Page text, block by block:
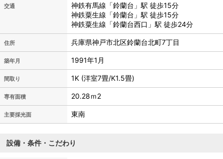
交通
神鉄有馬線「鈴蘭台」駅 徒歩15分
神鉄粟生線「鈴蘭台」駅 徒歩15分
神鉄粟生線「鈴蘭台西口」駅 徒歩24分
住所 兵庫県神戸市北区鈴蘭台北町7丁目
築年月 1991年1月
間取り 1K (洋室7畳/K1.5畳)
専有面積 20.28ｍ2
主要採光面 東南
設備・条件・こだわり